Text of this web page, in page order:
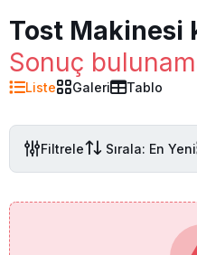
Tost Makinesi
Sonuç
Liste Galeri Tablo
Filtrele Sırala: En Yeni